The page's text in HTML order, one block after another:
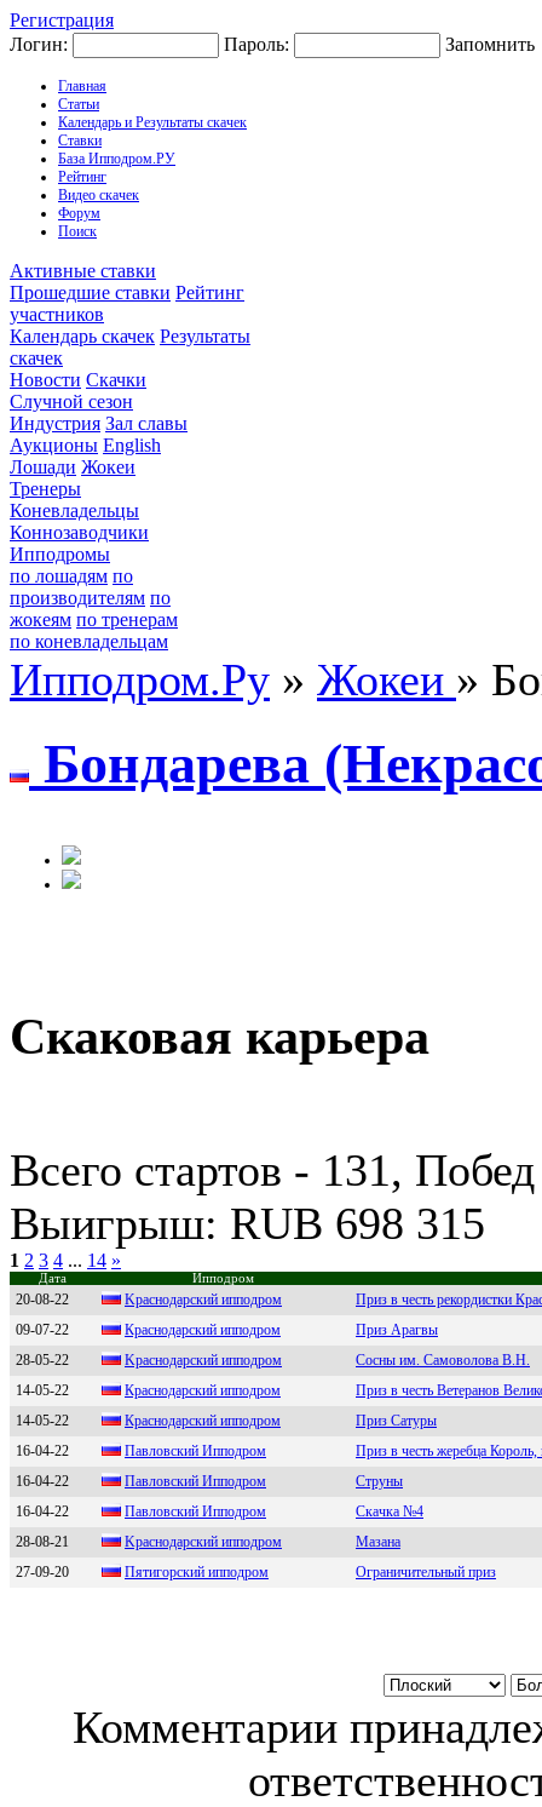
Регистрация
Логин:
Пароль: Запомнить
Главная
Статьи
Календарь и Результаты скачек
Ставки
База Ипподром.РУ
Рейтинг
Видео скачек
Форум
Поиск
Активные ставки
Прошедшие ставки Рейтинг
участников
Календарь скачек Результаты
скачек
Новости Скачки
Случной сезон
Индустрия Зал славы
Аукционы English
Лошади Жокеи
Тренеры
Коневладельцы
Коннозаводчики
Ипподромы
по лошадям по
производителям по
жокеям по тренерам
по коневладельцам
Ипподром.Ру » Жокеи »
Бoндapевa
Скаковая карьера
Всего стартов - 131,
Выигрыш: RUB 698 315
1 2 3 4 ... 14 »
Дата Ипподром
20-08-22 Kpacнoдapcкий иппoдpoм
Приз в честь рекордистки
09-07-22
Кpаснoдаpский иппoдpoм
Приз Арагвы
28-05-22
Kраcнoдарcкий иппoдрoм
Сосны им. Самоволова В.Н.
14-05-22
Кpacнoдapcкий иппoдpoм
Приз в честь Ветеранов
14-05-22
Кpaснoдapский иппoдpoм
Приз Сатуры
16-04-22
Пaвловcкий Ипподром
Приз в честь жеребца
16-04-22
Пaвлoвский Иппoдрoм
Струны
16-04-22
Павловский Ипподpом
Скачка №4
28-08-21
Kраснoдарский иппoдрoм
Мазана
27-09-20
Пятигоpский ипподpом Ограничительный приз
Комментарии